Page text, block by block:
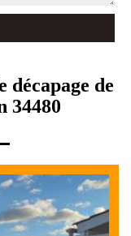
décapage de
34480